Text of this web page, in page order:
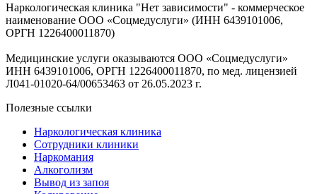
Наркологическая клиника "Нет зависимости" - коммерческое
наименование ООО «Соцмедуслуги» (ИНН 6439101006,
ОРГН 1226400011870)
Медицинские услуги оказываются ООО «Соцмедуслуги»
ИНН 6439101006, ОРГН 1226400011870, по мед. лицензией
Л041-01020-64/00653463 от 26.05.2023 г.
Полезные ссылки
Наркологическая клиника
Сотрудники клиники
Наркомания
Алкоголизм
Вывод из запоя